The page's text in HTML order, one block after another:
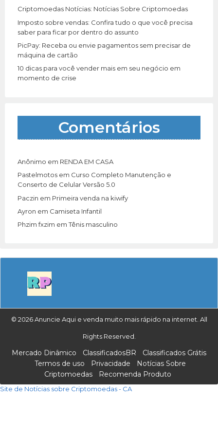
Criptomoedas Notícias: Notícias Sobre Criptomoedas
Imposto sobre vendas: Confira tudo o que você precisa
saber para ficar por dentro do assunto
PicPay: Receba ou envie pagamentos sem precisar de
máquina de cartão
10 dicas para você vender mais em seu negócio em
momento de crise
Comentários
Anônimo em RENDA EM CASA
Pastelmotos em Curso Completo Manutenção e
Conserto de Celular Versão 5.0
Paczin em Primeira venda na kiwify
Ayron em Camiseta Infantil
Phzim fxzim emTênis masculino
© 2026 Anuncie Aqui e venda muito mais rápido na internet. All
Rights Reserved.
Mercado Dinâmico ClassificadosBR
Classificados Grátis
Termos de uso
Privacidade
Notícias Sobre
Criptomoedas
Recomenda Produto
Site de Notícias sobre Criptomoedas - CA